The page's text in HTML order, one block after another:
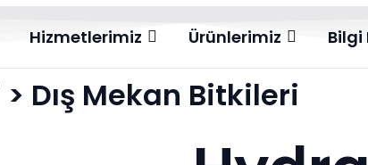
Hizmetlerimiz Ürünlerimiz Bilgi
> Dış Mekan Bitkileri